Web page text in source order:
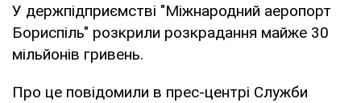
У держпідприємстві "Міжнародний аеропорт
Бориспіль" розкрили розкрадання майже 30
мільйонів гривень.
Про це повідомили в прес-центрі Служби